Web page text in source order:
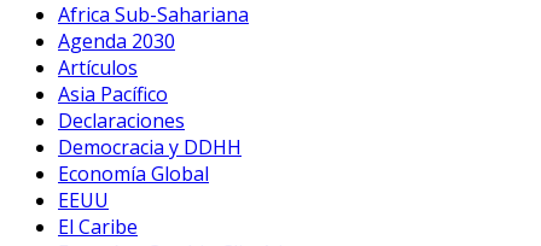
Africa Sub-Sahariana
Agenda 2030
Artículos
Asia Pacífico
Declaraciones
Democracia y DDHH
Economía Global
EEUU
El Caribe